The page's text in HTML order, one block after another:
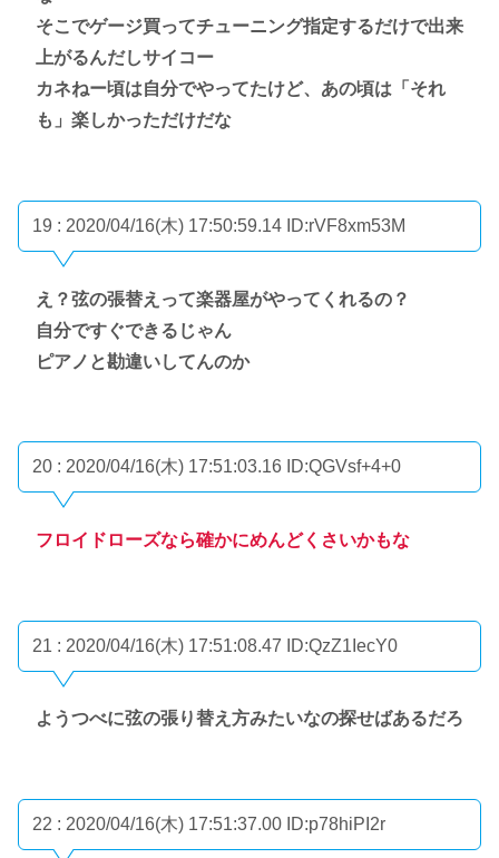
そこでゲージ買ってチューニング指定するだけで出来
上がるんだしサイコー
カネねー頃は自分でやってたけど、あの頃は「それ
も」楽しかっただけだな
19 : 2020/04/16(木) 17:50:59.14 ID:rVF8xm53M
え？弦の張替えって楽器屋がやってくれるの？
自分ですぐできるじゃん
ピアノと勘違いしてんのか
20 : 2020/04/16(木) 17:51:03.16 ID:QGVsf+4+0
フロイドローズなら確かにめんどくさいかもな
21 : 2020/04/16(木) 17:51:08.47 ID:QzZ1IecY0
ようつべに弦の張り替え方みたいなの探せばあるだろ
22 : 2020/04/16(木) 17:51:37.00 ID:p78hiPI2r